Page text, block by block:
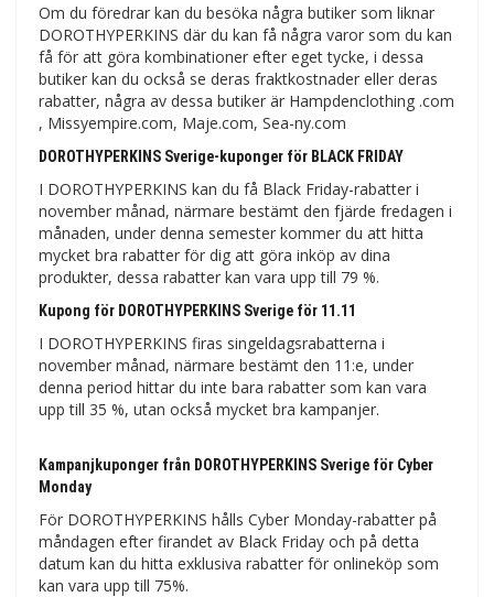
Om du föredrar kan du besöka några butiker som liknar
DOROTHYPERKINS där du kan få några varor som du kan
få för att göra kombinationer efter eget tycke, i dessa
butiker kan du också se deras fraktkostnader eller deras
rabatter, några av dessa butiker är Hampdenclothing .com
, Missyempire.com, Maje.com, Sea-ny.com
DOROTHYPERKINS Sverige-kuponger för BLACK FRIDAY
I DOROTHYPERKINS kan du få Black Friday-rabatter i
november månad, närmare bestämt den fjärde fredagen i
månaden, under denna semester kommer du att hitta
mycket bra rabatter för dig att göra inköp av dina
produkter, dessa rabatter kan vara upp till 79 %.
Kupong för DOROTHYPERKINS Sverige för 11.11
I DOROTHYPERKINS firas singeldagsrabatterna i
november månad, närmare bestämt den 11:e, under
denna period hittar du inte bara rabatter som kan vara
upp till 35 %, utan också mycket bra kampanjer.
Kampanjkuponger från DOROTHYPERKINS Sverige för Cyber ​​​​
Monday
För DOROTHYPERKINS hålls Cyber ​​​​Monday-rabatter på
måndagen efter firandet av Black Friday och på detta
datum kan du hitta exklusiva rabatter för onlineköp som
kan vara upp till 75%.